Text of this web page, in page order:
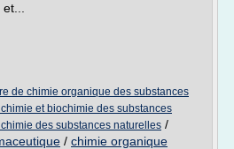
de chimie organique des substances
et biochimie des substances
des substances naturelles /
/ chimie organique